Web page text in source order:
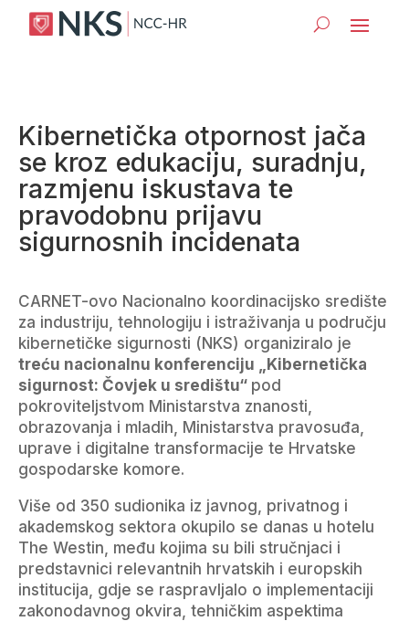
Kibernetička otpornost jača
se kroz edukaciju, suradnju,
razmjenu iskustava te
pravodobnu prijavu
sigurnosnih incidenata
CARNET-ovo Nacionalno koordinacijsko središte
za industriju, tehnologiju i istraživanja u području
kibernetičke sigurnosti (NKS) organiziralo je
treću nacionalnu konferenciju „Kibernetička
sigurnost: Čovjek u središtu“ pod
pokroviteljstvom Ministarstva znanosti,
obrazovanja i mladih, Ministarstva pravosuđa,
uprave i digitalne transformacije te Hrvatske
gospodarske komore.
Više od 350 sudionika iz javnog, privatnog i
akademskog sektora okupilo se danas u hotelu
The Westin, među kojima su bili stručnjaci i
predstavnici relevantnih hrvatskih i europskih
institucija, gdje se raspravljalo o implementaciji
zakonodavnog okvira, tehničkim aspektima